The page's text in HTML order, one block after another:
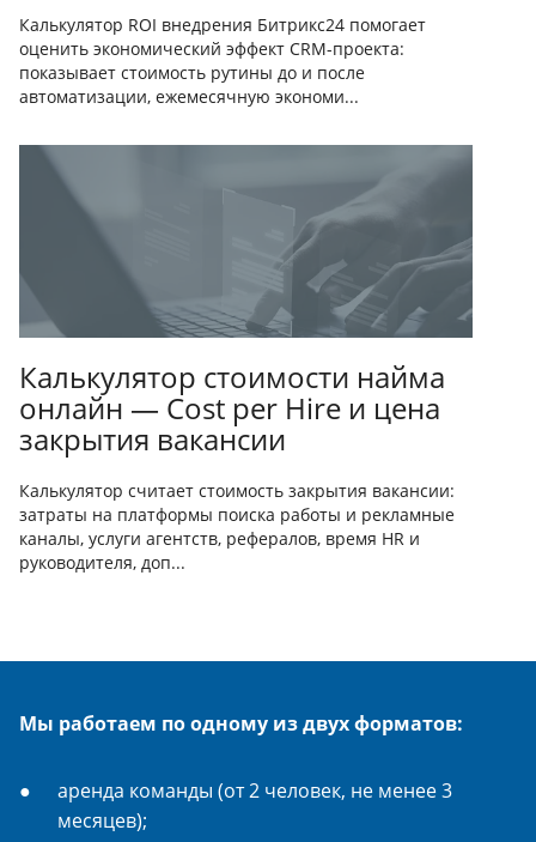
Калькулятор ROI внедрения Битрикс24 помогает
оценить экономический эффект CRM-проекта:
показывает стоимость рутины до и после
автоматизации, ежемесячную экономи...
Калькулятор стоимости найма
онлайн — Cost per Hire и цена
закрытия вакансии
Калькулятор считает стоимость закрытия вакансии:
затраты на платформы поиска работы и рекламные
каналы, услуги агентств, рефералов, время HR и
руководителя, доп...
Мы работаем по одному из двух форматов:
аренда команды (от 2 человек, не менее 3
месяцев);